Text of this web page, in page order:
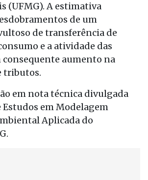
(UFMG). A estimativa
de um
de transferência de
e a atividade das
consequente aumento na
tributos.
em nota técnica divulgada
Estudos em Modelagem
Aplicada do